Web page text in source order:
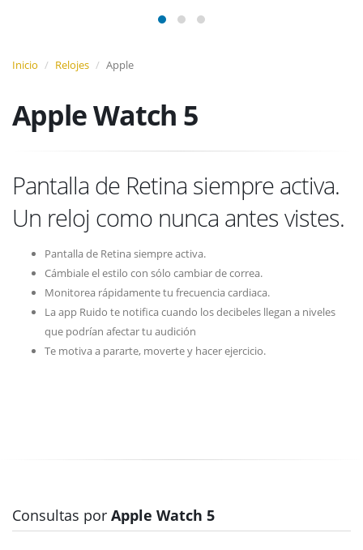
Inicio Relojes Apple
Apple Watch 5
Pantalla de Retina siempre activa.
Un reloj como nunca antes vistes.
Pantalla de Retina siempre activa.
Cámbiale el estilo con sólo cambiar de correa.
Monitorea rápidamente tu frecuencia cardiaca.
La app Ruido te notifica cuando los decibeles llegan a niveles
que podrían afectar tu audición
Te motiva a pararte, moverte y hacer ejercicio.
Consultas por Apple Watch 5